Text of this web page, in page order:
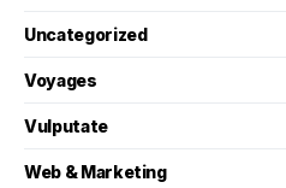
Uncategorized
Voyages
Vulputate
Web & Marketing